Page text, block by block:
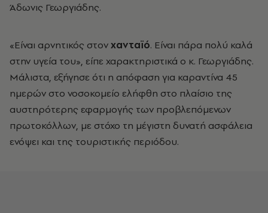
Άδωνις Γεωργιάδης.
«Είναι αρνητικός στονχανταϊό. Είναι πάρα πολύ καλά
στην υγεία του», είπε χαρακτηριστικά ο κ. Γεωργιάδης.
Μάλιστα, εξήγησε ότι η απόφαση για καραντίνα 45
ημερών στο νοσοκομείο ελήφθη στο πλαίσιο της
αυστηρότερης εφαρμογής των προβλεπόμενων
πρωτοκόλλων, με στόχο τη μέγιστη δυνατή ασφάλεια
ενόψει και της τουριστικής περιόδου.